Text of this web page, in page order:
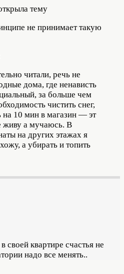
тему
не принимает такую
читали, речь не
дома, где ненависть
за больше чем
чистить снег,
на 10 мин в магазин — эт
живу а мучаюсь. В
на других этажах я
а убирать и топить
своей квартире счастья не
надо все менять..